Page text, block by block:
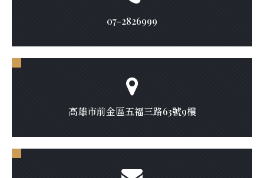
07-2826999
高雄市前金區五福三路63號9樓